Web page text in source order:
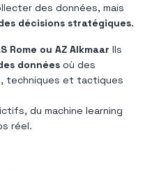
des données, mais
décisions stratégiques.
Rome ou AZ Alkmaar Ils
données où des
techniques et tactiques
du machine learning
réel.